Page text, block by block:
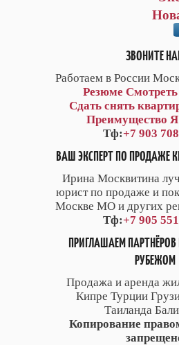
ЗВОНИТЕ
Работаем в России
Резюме
Сдать снять
Преимущество
Тф:+7 903
ВАШ ЭКСПЕРТ ПО ПРОДАЖЕ
Ирина Москвитина
юрист по продаже и
Москве МО и других
Тф:+7 905
ПРИГЛАШАЕМ
РУБЕЖОМ
Продажа и аренда
Кипре Турции
Таиланда
Копирование